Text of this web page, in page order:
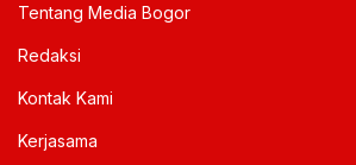
Tentang Media Bogor
Redaksi
Kontak Kami
Kerjasama